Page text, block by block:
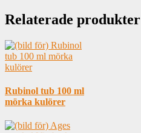
Relaterade produkter
Rubinol tub 100 ml
mörka kulörer